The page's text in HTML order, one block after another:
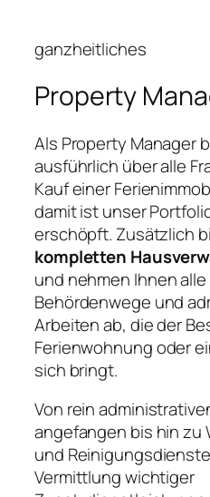
ganzheitliches
Property
Als Property Manager
ausführlich über alle
Kauf einer
damit ist unser
erschöpft. Zusätzlich
kompletten
und nehmen Ihnen
Behördenwege und
Arbeiten ab, die der
Ferienwohnung oder
sich bringt.
Von rein
angefangen bis hin zu
und
Vermittlung wichtiger